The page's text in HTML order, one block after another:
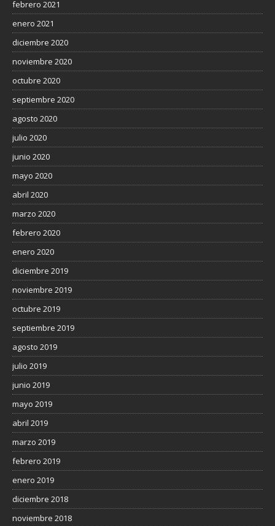
febrero 2021
enero 2021
diciembre 2020
noviembre 2020
octubre 2020
septiembre 2020
agosto 2020
julio 2020
junio 2020
mayo 2020
abril 2020
marzo 2020
febrero 2020
enero 2020
diciembre 2019
noviembre 2019
octubre 2019
septiembre 2019
agosto 2019
julio 2019
junio 2019
mayo 2019
abril 2019
marzo 2019
febrero 2019
enero 2019
diciembre 2018
noviembre 2018